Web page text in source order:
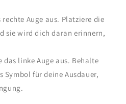
rechte Auge aus. Platziere die
sie wird dich daran erinnern,
das linke Auge aus. Behalte
Symbol für deine Ausdauer,